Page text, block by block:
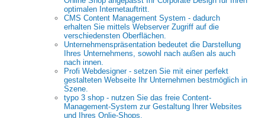
optimalen Internetauftritt.
CMS Content Management System - dadurch
erhalten Sie mittels Webserver Zugriff auf die
verschiedensten Oberflächen.
Unternehmenspräsentation bedeutet die Darstellung
Ihres Unternehmens, sowohl nach außen als auch
nach innen.
Profi Webdesigner - setzen Sie mit einer perfekt
gestalteten Webseite Ihr Unternehmen bestmöglich in
Szene.
typo 3 shop - nutzen Sie das freie Content-
Management-System zur Gestaltung Ihrer Websites
und Ihres Onlie-Shops.